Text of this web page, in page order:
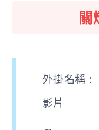
關
外掛名稱
影片